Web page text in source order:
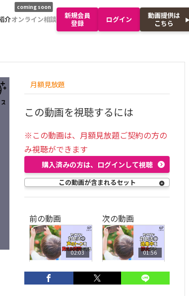
介オンライン相談
coming soon
新規会員
登録
ログイン
動画提供は
こちら
月額見放題
この動画を視聴するには
※この動画は、月額見放題ご契約の方の
み視聴ができます
購入済みの方は、ログインして視聴
この動画が含まれるセット
前の動画
02:03
【独り言が多
い】対処法②声
次の動画
01:56
【独り言が多
い】対処法④過